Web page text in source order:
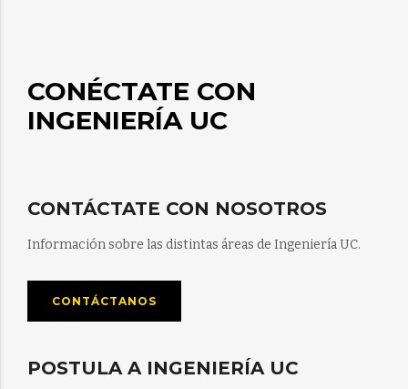
CONÉCTATE CON
INGENIERÍA UC
CONTÁCTATE CON NOSOTROS
Información sobre las distintas áreas de Ingeniería UC.
CONTÁCTANOS
POSTULA A INGENIERÍA UC